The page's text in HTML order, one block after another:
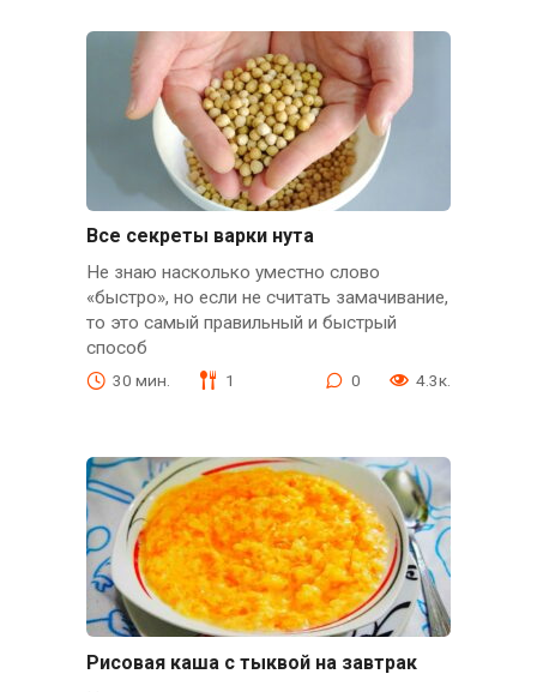
Все секреты варки нута
Не знаю насколько уместно слово
«быстро», но если не считать замачивание,
то это самый правильный и быстрый
способ
30 мин. 1 0 4.3к.
Рисовая каша с тыквой на завтрак